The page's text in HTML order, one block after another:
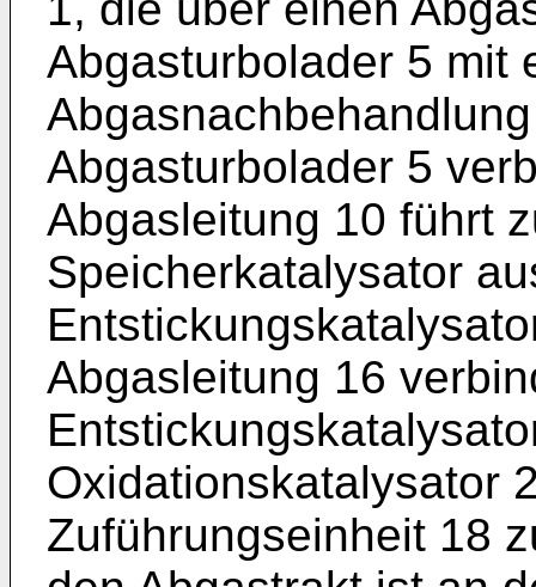
Abgasturbolader 5 mit
Abgasturbolader 5
Abgasleitung 10 führt
Speicherkatalysator
Abgasleitung 16
Oxidationskatalysator
Zuführungseinheit 18